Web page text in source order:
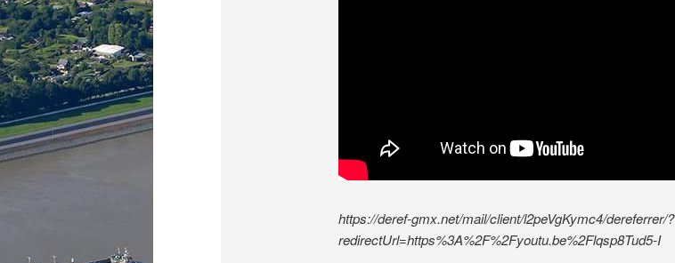
https://deref-gmx.net/mail/client/l2peVgKymc4/dereferrer/?
redirectUrl=https%3A%2F%2Fyoutu.be%2Flqsp8Tud5-I